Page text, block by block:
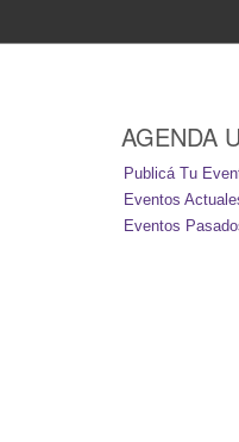
AGENDA
Publicá Tu
Eventos
Eventos